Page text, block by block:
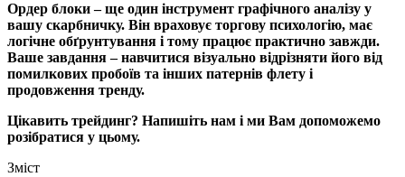
Ордер блоки – ще один інструмент графічного аналізу у
вашу скарбничку. Він враховує торгову психологію, має
логічне обґрунтування і тому працює практично завжди.
Ваше завдання – навчитися візуально відрізняти його від
помилкових пробоїв та інших патернів флету і
продовження тренду.
Цікавить трейдинг? Напишіть нам і ми Вам допоможемо
розібратися у цьому.
Зміст